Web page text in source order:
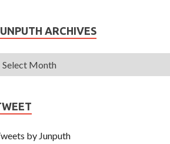
ARCHIVES
by Junputh